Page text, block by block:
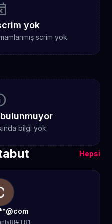
yok
scrim yok.
bilgi yok.
Hepsi